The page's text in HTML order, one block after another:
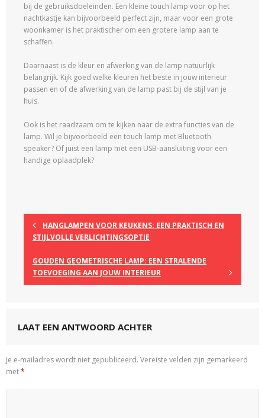
bij de gebruiksdoeleinden. Een kleine touch lamp voor op het
nachtkastje kan bijvoorbeeld perfect zijn, maar voor een grote
woonkamer is het praktischer om een grotere lamp aan te
schaffen.
Daarnaast is de kleur en afwerking van de lamp natuurlijk
belangrijk. Kijk goed welke kleuren het beste in jouw interieur
passen en of de afwerking van de lamp past bij de stijl van je
huis.
Ook is het raadzaam om te kijken naar de extra functies van de
lamp. Wil je bijvoorbeeld een touch lamp met Bluetooth
speaker? Of juist een lamp met een USB-aansluiting voor een
handige oplaadplek?
HANGLAMPEN VOOR KEUKENS: EEN PRAKTISCH EN
STIJLVOLLE VERLICHTINGSOPTIE
GOUDEN GEOMETRISCHE LAMP: EEN STRALENDE
TOEVOEGING AAN JOUW INTERIEUR
LAAT EEN ANTWOORD ACHTER
Je e-mailadres wordt niet gepubliceerd. Vereiste velden zijn gemarkeerd
met*